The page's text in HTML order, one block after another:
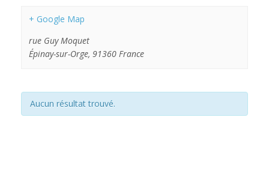
+ Google Map
rue Guy Moquet
Épinay-sur-Orge, 91360 France
Aucun résultat trouvé.